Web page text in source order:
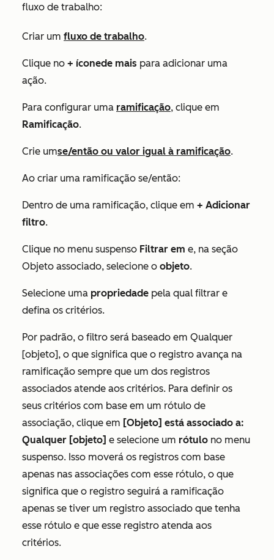
fluxo de trabalho:
Criar um fluxo de trabalho.
Clique no + íconede mais para adicionar uma
ação.
Para configurar uma ramificação, clique em
Ramificação.
Crie umse/então ou valor igual à ramificação.
Ao criar uma ramificação se/então:
Dentro de uma ramificação, clique em + Adicionar
filtro.
Clique no menu suspenso Filtrar em e, na seção
Objeto associado, selecione o objeto.
Selecione uma propriedade pela qual filtrar e
defina os critérios.
Por padrão, o filtro será baseado em Qualquer
[objeto], o que significa que o registro avança na
ramificação sempre que um dos registros
associados atende aos critérios. Para definir os
seus critérios com base em um rótulo de
associação, clique em [Objeto] está associado a:
Qualquer [objeto] e selecione um rótulo no menu
suspenso. Isso moverá os registros com base
apenas nas associações com esse rótulo, o que
significa que o registro seguirá a ramificação
apenas se tiver um registro associado que tenha
esse rótulo e que esse registro atenda aos
critérios.